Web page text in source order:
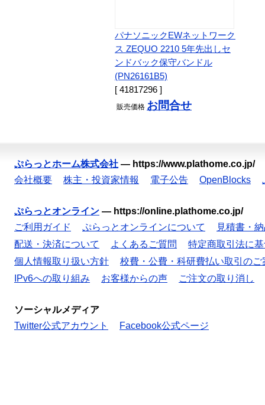
パナソニックEWネットワーク
ス ZEQUO 2210 5年先出しセ
ンドバック保守バンドル
(PN26161B5)
[ 41817296 ]
販売価格 お問合せ
ぷらっとホーム株式会社 — https://www.plathome.co.jp/
会社概要
株主・投資家情報 電子公告 OpenBlocks
ぷらっとオンライン — https://online.plathome.co.jp/
ご利用ガイド
ぷらっとオンラインについて
見積書・
配送・決済について
よくあるご質問
特定商取引法に
個人情報取り扱い方針
校費・公費・科研費払い取引のご
IPv6への取り組み
お客様からの声 ご注文の取り消し
ソーシャルメディア
Twitter公式アカウント
Facebook公式ページ